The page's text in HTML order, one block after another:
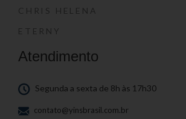
CHRIS HELENA
ETERNY
Atendimento
Segunda a sexta de 8h às 17h30
contato@yinsbrasil.com.br